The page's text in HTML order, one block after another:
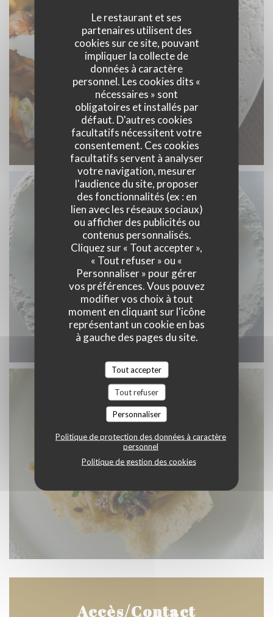
Le restaurant et ses
partenaires utilisent des
cookies sur ce site, pouvant
impliquer la collecte de
données à caractère
personnel. Les cookies dits «
nécessaires » sont
obligatoires et installés par
défaut. D'autres cookies
facultatifs nécessitent votre
consentement. Ces cookies
facultatifs servent à analyser
votre navigation, mesurer
l'audience du site, proposer
des fonctionnalités (ex : en
lien avec les réseaux sociaux)
ou afficher des publicités ou
contenus personnalisés.
Cliquez sur « Tout accepter »,
« Tout refuser » ou «
Personnaliser » pour gérer
vos préférences. Vous pouvez
modifier vos choix à tout
moment en cliquant sur l'icône
représentant un cookie en bas
à gauche des pages du site.
Tout accepter
Tout refuser
Personnaliser
Politique de protection des données à caractère
personnel
Politique de gestion des cookies
Accès/Contact